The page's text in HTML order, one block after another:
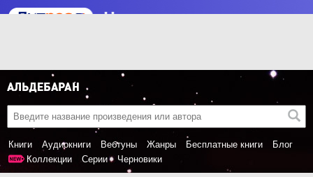
Книги Аудиокниги Вебтуны Жанры Бесплатные книги
Блог
Коллекции
Серии Черновики